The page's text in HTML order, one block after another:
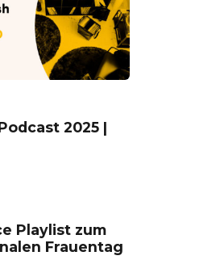
2025 |
Playlist zum
Frauentag